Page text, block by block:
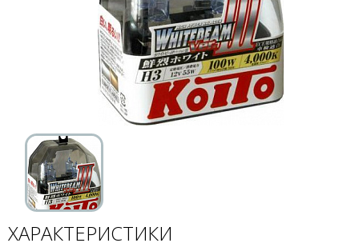
ХАРАКТЕРИСТИКИ